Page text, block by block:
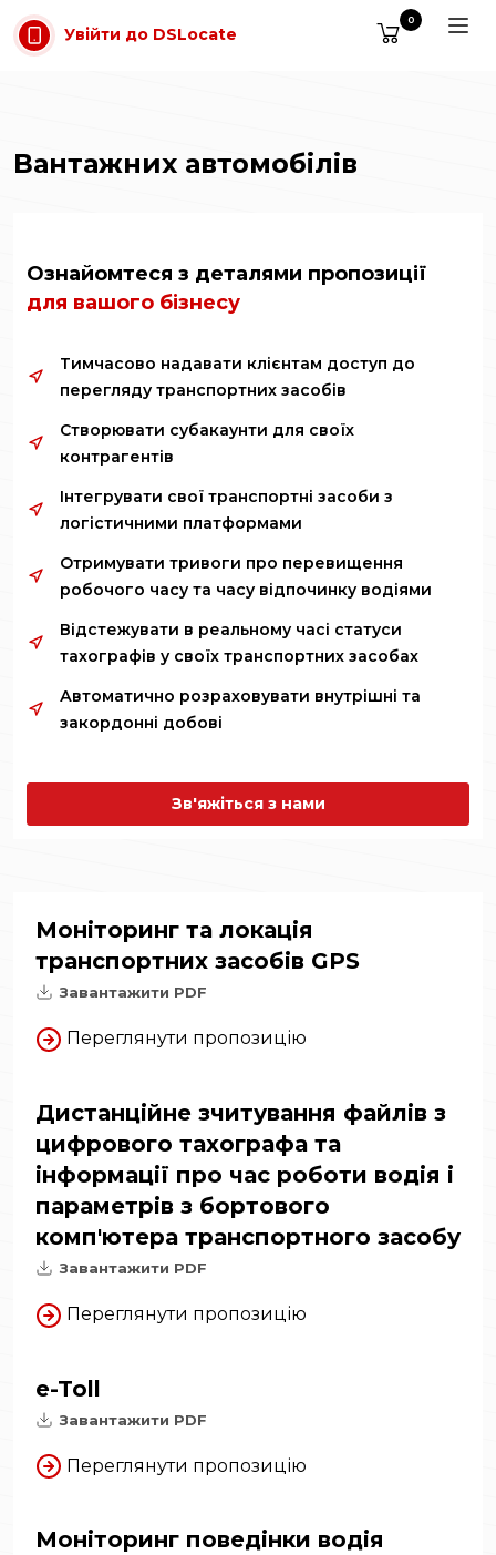
Перейти до основного вмісту
Увійти до DSLocate
0
Вантажних автомобілів
Ознайомтеся з деталями пропозиції
для вашого бізнесу
Тимчасово надавати клієнтам доступ до
перегляду транспортних засобів
Створювати субакаунти для своїх
контрагентів
Інтегрувати свої транспортні засоби з
логістичними платформами
Отримувати тривоги про перевищення
робочого часу та часу відпочинку водіями
Відстежувати в реальному часі статуси
тахографів у своїх транспортних засобах
Автоматично розраховувати внутрішні та
закордонні добові
Зв'яжіться з нами
Моніторинг та локація
транспортних засобів GPS
Завантажити PDF
Переглянути пропозицію
Дистанційне зчитування файлів з
цифрового тахографа та
інформації про час роботи водія і
параметрів з бортового
комп'ютера транспортного засобу
Завантажити PDF
Переглянути пропозицію
e-Toll
Завантажити PDF
Переглянути пропозицію
Моніторинг поведінки водія